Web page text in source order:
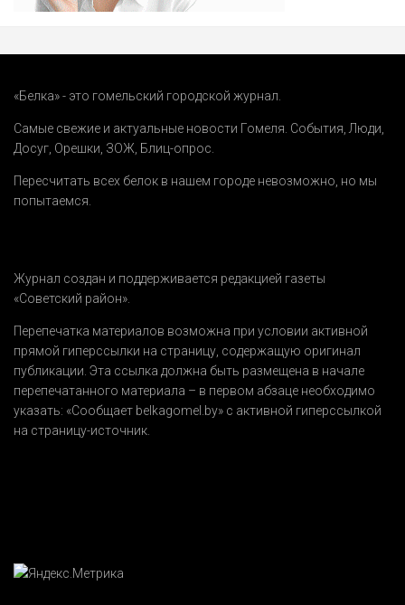
«Белка» - это гомельский городской журнал.
Самые свежие и актуальные новости Гомеля. События Люди
Досуг Орешки ЗОЖ Блиц-опрос
Пересчитать всех белок в нашем городе невозможно, но мы
попытаемся.
Журнал создан и поддерживается редакцией газеты
«Советский район».
Перепечатка материалов возможна при условии активной
прямой гиперссылки на страницу, содержащую оригинал
публикации. Эта ссылка должна быть размещена в начале
перепечатанного материала – в первом абзаце необходимо
указать: «Сообщает belkagomel.by» с активной гиперссылкой
на страницу-источник.